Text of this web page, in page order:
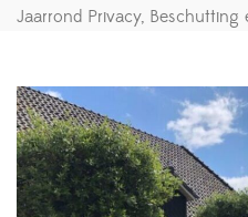
Jaarrond Privacy, Beschutting